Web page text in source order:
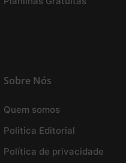
Sobre Nós
Quem somos
Politica Editorial
Política de privacidade